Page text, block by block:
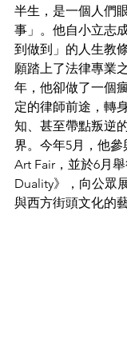
半生，是一個人們
事」。他自小立志
到做到」的人生教
願踏上了法律專業
年，他卻做了一個
定的律師前途，轉
知、甚至帶點叛逆
界。今年5月，他
Art Fair，並於6月
Duality》，向公眾
與西方街頭文化的